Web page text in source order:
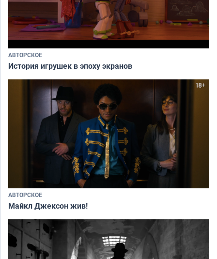
АВТОРСКОЕ
История игрушек в эпоху экранов
АВТОРСКОЕ
Майкл Джексон жив!